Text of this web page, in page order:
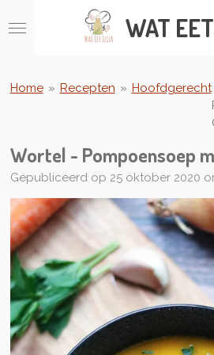
direct
hoofdinhoud
WAT
Home » Recepten » Hoofdgerecht
Wortel - Pompoensoep
Gepubliceerd op 25 oktober 2020